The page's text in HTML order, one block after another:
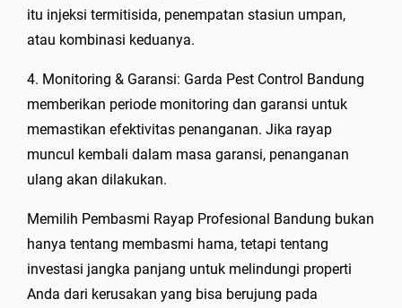
itu injeksi termitisida, penempatan stasiun umpan,
atau kombinasi keduanya.
4. Monitoring & Garansi: Garda Pest Control Bandung
memberikan periode monitoring dan garansi untuk
memastikan efektivitas penanganan. Jika rayap
muncul kembali dalam masa garansi, penanganan
ulang akan dilakukan.
Memilih Pembasmi Rayap Profesional Bandung bukan
hanya tentang membasmi hama, tetapi tentang
investasi jangka panjang untuk melindungi properti
Anda dari kerusakan yang bisa berujung pada